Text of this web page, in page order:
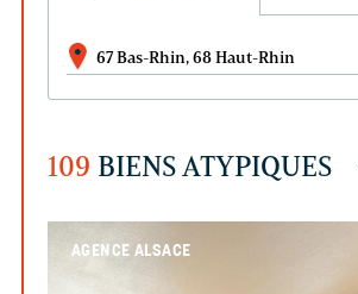
67 Bas-Rhin, 68 Haut-Rhin
109 BIENS ATYPIQUES
AGENCE ALSACE